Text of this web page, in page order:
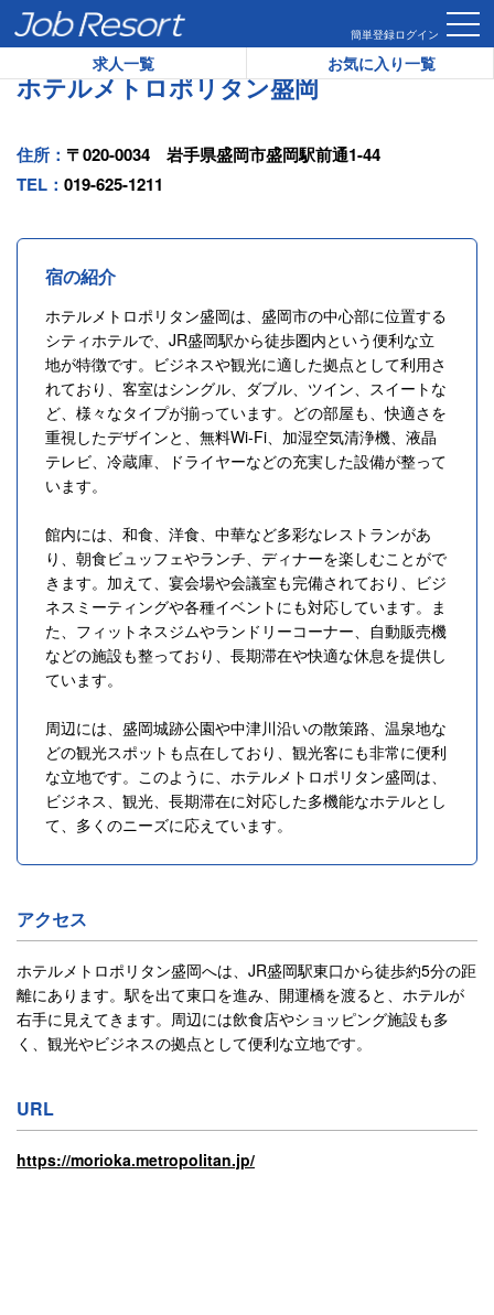
簡単登録ログイン
求人一覧 お気に入り一覧
HOME ホテル一覧
ホテルメトロポリタン盛岡
住所： 〒020-0034 岩手県盛岡市盛岡駅前通1-44
TEL： 019-625-1211
宿の紹介
ホテルメトロポリタン盛岡は、盛岡市の中心部に位置する
シティホテルで、JR盛岡駅から徒歩圏内という便利な立
地が特徴です。ビジネスや観光に適した拠点として利用さ
れており、客室はシングル、ダブル、ツイン、スイートな
ど、様々なタイプが揃っています。どの部屋も、快適さを
重視したデザインと、無料Wi-Fi、加湿空気清浄機、液晶
テレビ、冷蔵庫、ドライヤーなどの充実した設備が整って
います。
館内には、和食、洋食、中華など多彩なレストランがあ
り、朝食ビュッフェやランチ、ディナーを楽しむことがで
きます。加えて、宴会場や会議室も完備されており、ビジ
ネスミーティングや各種イベントにも対応しています。ま
た、フィットネスジムやランドリーコーナー、自動販売機
などの施設も整っており、長期滞在や快適な休息を提供し
ています。
周辺には、盛岡城跡公園や中津川沿いの散策路、温泉地な
どの観光スポットも点在しており、観光客にも非常に便利
な立地です。このように、ホテルメトロポリタン盛岡は、
ビジネス、観光、長期滞在に対応した多機能なホテルとし
て、多くのニーズに応えています。
アクセス
ホテルメトロポリタン盛岡へは、JR盛岡駅東口から徒歩約5分の距
離にあります。​駅を出て東口を進み、開運橋を渡ると、ホテルが
右手に見えてきます。​周辺には飲食店やショッピング施設も多
く、観光やビジネスの拠点として便利な立地です。
URL
https://morioka.metropolitan.jp/